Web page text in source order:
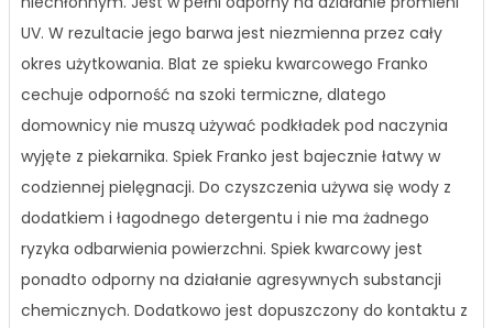
UV. W rezultacie jego barwa jest niezmienna przez cały
okres użytkowania. Blat ze spieku kwarcowego Franko
cechuje odporność na szoki termiczne, dlatego
domownicy nie muszą używać podkładek pod naczynia
wyjęte z piekarnika. Spiek Franko jest bajecznie łatwy w
codziennej pielęgnacji. Do czyszczenia używa się wody z
dodatkiem i łagodnego detergentu i nie ma żadnego
ryzyka odbarwienia powierzchni. Spiek kwarcowy jest
ponadto odporny na działanie agresywnych substancji
chemicznych. Dodatkowo jest dopuszczony do kontaktu z